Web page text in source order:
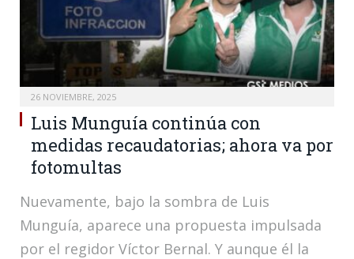
26 NOVIEMBRE, 2025
Luis Munguía continúa con
medidas recaudatorias; ahora va por
fotomultas
Nuevamente, bajo la sombra de Luis
Munguía, aparece una propuesta impulsada
por el regidor Víctor Bernal. Y aunque él la